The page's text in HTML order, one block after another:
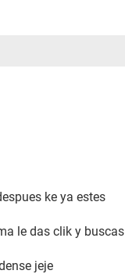
ke ya estes
le das clik y buscas
jeje